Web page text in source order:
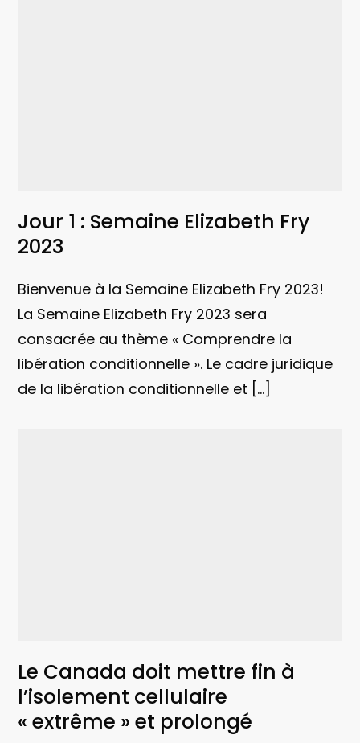
Jour 1 : Semaine Elizabeth Fry
2023
Bienvenue à la Semaine Elizabeth Fry 2023!
La Semaine Elizabeth Fry 2023 sera
consacrée au thème « Comprendre la
libération conditionnelle ». Le cadre juridique
de la libération conditionnelle et […]
Le Canada doit mettre fin à
l’isolement cellulaire
« extrême » et prolongé